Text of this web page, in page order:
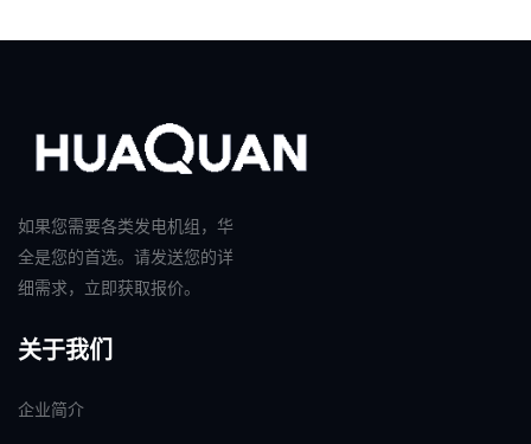
如果您需要各类发电机组，华
全是您的首选。请发送您的详
细需求，立即获取报价。
关于我们
企业简介